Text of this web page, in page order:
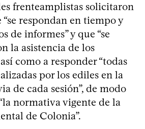
frenteamplistas solicitaron
respondan en tiempo y
de informes” y que “se
la asistencia de los
como a responder “todas
por los ediles en la
de cada sesión”, de modo
normativa vigente de la
de Colonia”.